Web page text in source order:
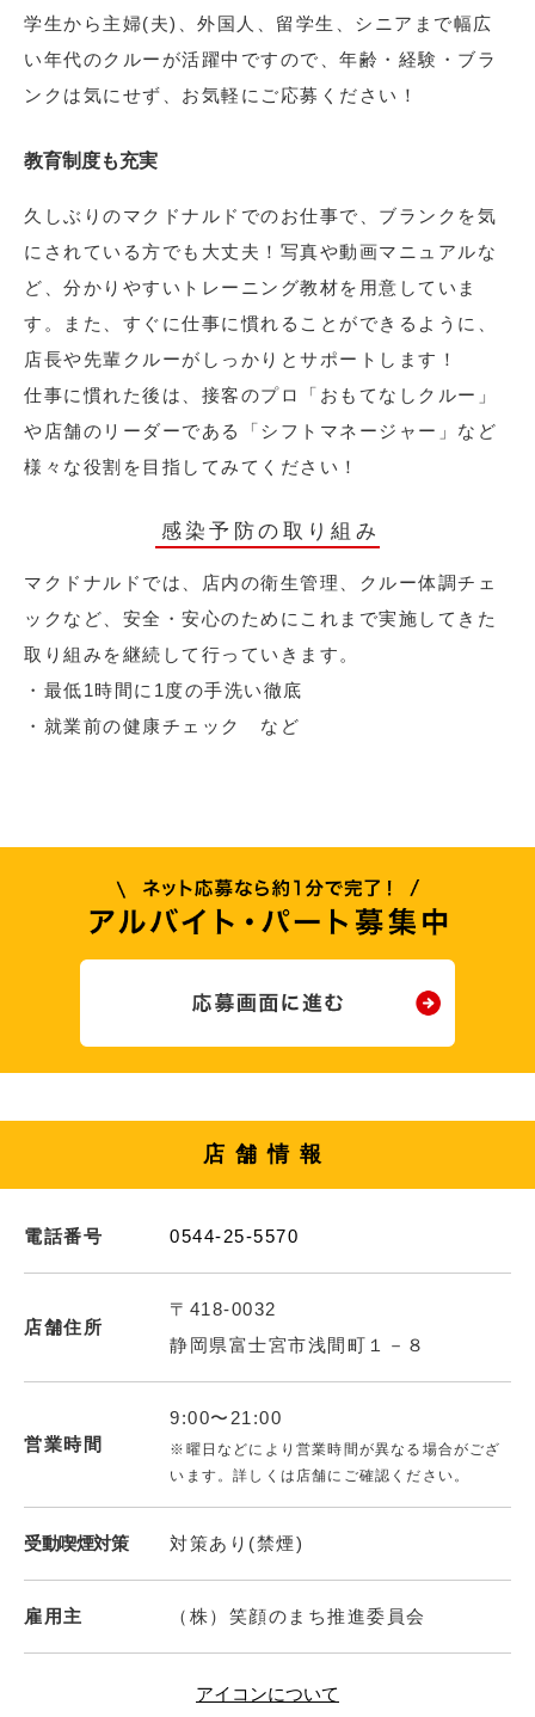
学生から主婦(夫)、外国人、留学生、シニアまで幅広
い年代のクルーが活躍中ですので、年齢・経験・ブラ
ンクは気にせず、お気軽にご応募ください！
教育制度も充実
久しぶりのマクドナルドでのお仕事で、ブランクを気
にされている方でも大丈夫！写真や動画マニュアルな
ど、分かりやすいトレーニング教材を用意していま
す。また、すぐに仕事に慣れることができるように、
店長や先輩クルーがしっかりとサポートします！
仕事に慣れた後は、接客のプロ「おもてなしクルー」
や店舗のリーダーである「シフトマネージャー」など
様々な役割を目指してみてください！
感染予防の取り組み
マクドナルドでは、店内の衛生管理、クルー体調チェ
ックなど、安全・安心のためにこれまで実施してきた
取り組みを継続して行っていきます。
・最低1時間に1度の手洗い徹底
・就業前の健康チェック など
店舗情報
電話番号 0544-25-5570
店舗住所
〒418-0032
静岡県富士宮市浅間町１－８
営業時間
9:00〜21:00
※曜日などにより営業時間が異なる場合がござ
います。詳しくは店舗にご確認ください。
受動喫煙対策 対策あり(禁煙)
雇用主 （株）笑顔のまち推進委員会
アイコンについて